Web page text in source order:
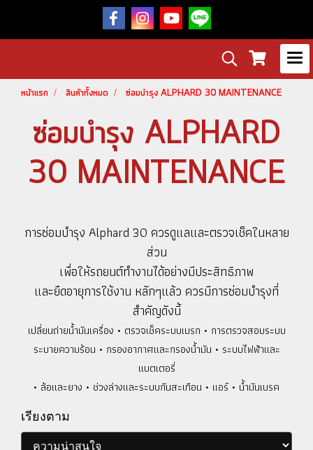
หน้าแรก สินค้าทั้งหมด ซ่อมบำรุง ALPHARD 30 MAINTENANCE
ซ่อมบำรุง ALPHARD
30 MAINTENANCE
การซ่อมบำรุง Alphard 30 ควรดูแลและตรวจเช็คในหลาย
ส่วน
เพื่อให้รถยนต์ทำงานได้อย่างมีประสิทธิภาพ
และยืดอายุการใช้งาน หลักๆแล้ว ควรมีการซ่อมบำรุงที่
สำคัญดังนี้
เปลี่ยนถ่ายน้ำมันเครื่อง • ตรวจเช็คระบบเบรก • การตรวจสอบระบบ
ระบายความร้อน • กรองอากาศและกรองน้ำมัน • ระบบไฟฟ้าและ
แบตเตอรี่
• ล้อและยาง • ช่วงล่างและระบบกันสะเทือน • แอร์ • น้ำมันเบรค
เรียงตาม